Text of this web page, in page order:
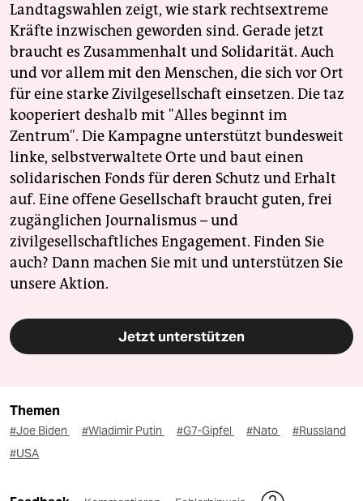
Landtagswahlen zeigt, wie stark rechtsextreme
Kräfte inzwischen geworden sind. Gerade jetzt
braucht es Zusammenhalt und Solidarität. Auch
und vor allem mit den Menschen, die sich vor Ort
für eine starke Zivilgesellschaft einsetzen. Die taz
kooperiert deshalb mit "Alles beginnt im
Zentrum". Die Kampagne unterstützt bundesweit
linke, selbstverwaltete Orte und baut einen
solidarischen Fonds für deren Schutz und Erhalt
auf. Eine offene Gesellschaft braucht guten, frei
zugänglichen Journalismus – und
zivilgesellschaftliches Engagement. Finden Sie
auch? Dann machen Sie mit und unterstützen Sie
unsere Aktion.
Jetzt unterstützen
Themen
#Joe Biden #Wladimir Putin #G7-Gipfel #Nato
#Russland
#USA